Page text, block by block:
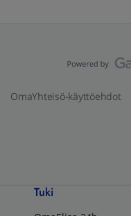
OmaYhteisö-käyttöehdot
Tuki